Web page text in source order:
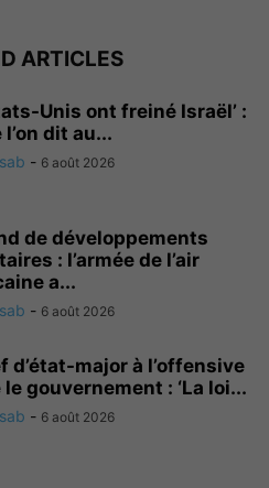
ARTICLES
Unis ont freiné Israël’ :
dit au...
- 6 août 2026
de développements
: l’armée de l’air
a...
- 6 août 2026
d’état-major à l’offensive
gouvernement : ‘La loi...
- 6 août 2026